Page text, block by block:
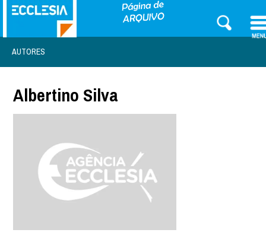
AUTORES
Albertino Silva